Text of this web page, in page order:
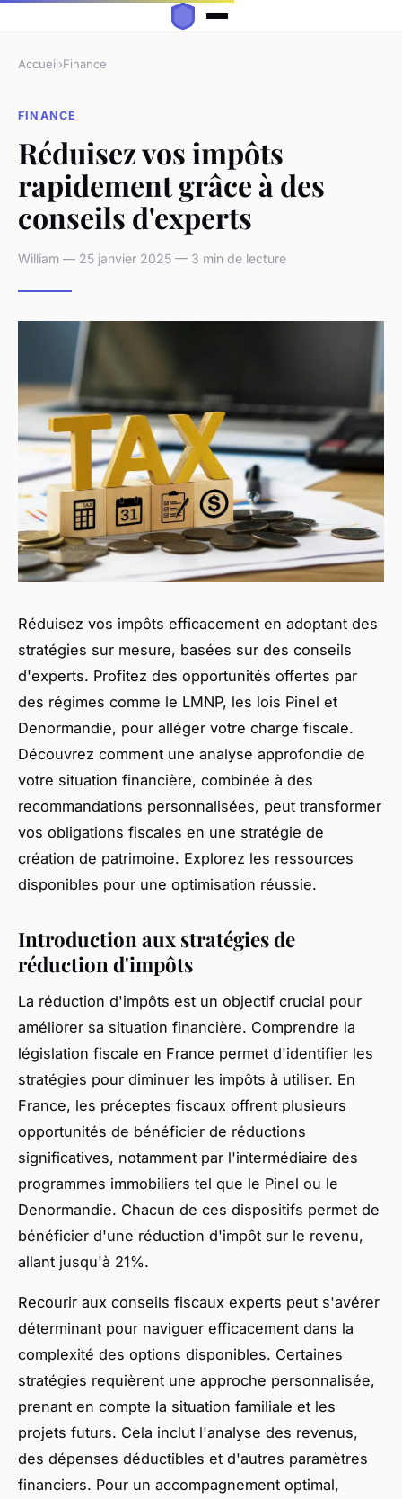
Accueil›Finance
FINANCE
Réduisez vos impôts
rapidement grâce à des
conseils d'experts
William — 25 janvier 2025 — 3 min de lecture
Réduisez vos impôts efficacement en adoptant des
stratégies sur mesure, basées sur des conseils
d'experts. Profitez des opportunités offertes par
des régimes comme le LMNP, les lois Pinel et
Denormandie, pour alléger votre charge fiscale.
Découvrez comment une analyse approfondie de
votre situation financière, combinée à des
recommandations personnalisées, peut transformer
vos obligations fiscales en une stratégie de
création de patrimoine. Explorez les ressources
disponibles pour une optimisation réussie.
Introduction aux stratégies de
réduction d'impôts
La réduction d'impôts est un objectif crucial pour
améliorer sa situation financière. Comprendre la
législation fiscale en France permet d'identifier les
stratégies pour diminuer les impôts à utiliser. En
France, les préceptes fiscaux offrent plusieurs
opportunités de bénéficier de réductions
significatives, notamment par l'intermédiaire des
programmes immobiliers tel que le Pinel ou le
Denormandie. Chacun de ces dispositifs permet de
bénéficier d'une réduction d'impôt sur le revenu,
allant jusqu'à 21%.
Recourir aux conseils fiscaux experts peut s'avérer
déterminant pour naviguer efficacement dans la
complexité des options disponibles. Certaines
stratégies requièrent une approche personnalisée,
prenant en compte la situation familiale et les
projets futurs. Cela inclut l'analyse des revenus,
des dépenses déductibles et d'autres paramètres
financiers. Pour un accompagnement optimal,